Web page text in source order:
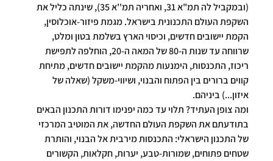
(ובמקביל לה תמ"א 31, ואחריה תמ''א 35), שינתה כליל את
השקפת העולם התכנונית בישראל. מגמת פיזור-אוכלוסין,
הקמת יישובים חדשים, וכיסוי הארץ בשלמת בטון ומלט,
שרווחה עד שנות ה-80 של המאה ה-20, הוחלפה לתפישת
ריכוז, התכנסות, הימנעות מהקמת יישובים חדשים, מתיחת
קווים ברורים בין הפתוח והבנוי, ושיווי-משקל (שאלה של
איזון...) ביניהם.
ומה צופן העתיד? תלוי עד כמה יפנימו דורות התכנון הבאים
בתודעתם את השקפת העולם החדשה, את המוטיב המרכזי
של התכנון הישראלי: התכנסות מירבית אל הבנוי, והותרת
שטחים פתוחים, שמורות-טבע, יערות, חקלאות, הקשורים